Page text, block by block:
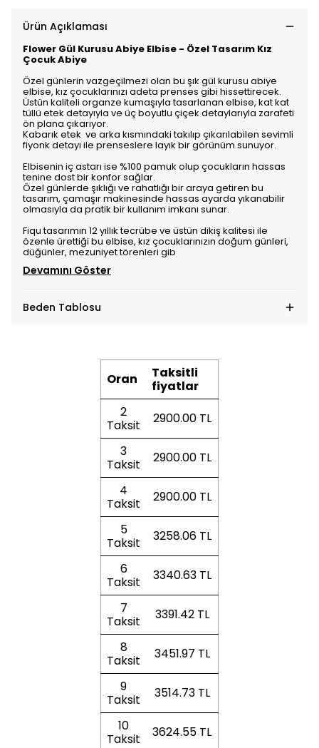
Ürün Açıklaması
Flower Gül Kurusu Abiye Elbise - Özel Tasarım Kız
Çocuk Abiye
Özel günlerin vazgeçilmezi olan bu şık gül kurusu abiye
elbise, kız çocuklarınızı adeta prenses gibi hissettirecek.
Üstün kaliteli organze kumaşıyla tasarlanan elbise, kat kat
tüllü etek detayıyla ve üç boyutlu çiçek detaylarıyla zarafeti
ön plana çıkarıyor.
Kabarık etek ve arka kısmındaki takılıp çıkarılabilen sevimli
fiyonk detayı ile prenseslere layık bir görünüm sunuyor.
Elbisenin iç astarı ise %100 pamuk olup çocukların hassas
tenine dost bir konfor sağlar.
Özel günlerde şıklığı ve rahatlığı bir araya getiren bu
tasarım, çamaşır makinesinde hassas ayarda yıkanabilir
olmasıyla da pratik bir kullanım imkanı sunar.
Fiqu tasarımın 12 yıllık tecrübe ve üstün dikiş kalitesi ile
özenle ürettiği bu elbise, kız çocuklarınızın doğum günleri,
düğünler, mezuniyet törenleri gib
Devamını Göster
Beden Tablosu
Oran
Taksitli
fiyatlar
2
Taksit
2900.00 TL
3
Taksit
2900.00 TL
4
Taksit
2900.00 TL
5
Taksit
3258.06 TL
6
Taksit
3340.63 TL
7
Taksit
3391.42 TL
8
Taksit
3451.97 TL
9
Taksit
3514.73 TL
10
Taksit
3624.55 TL